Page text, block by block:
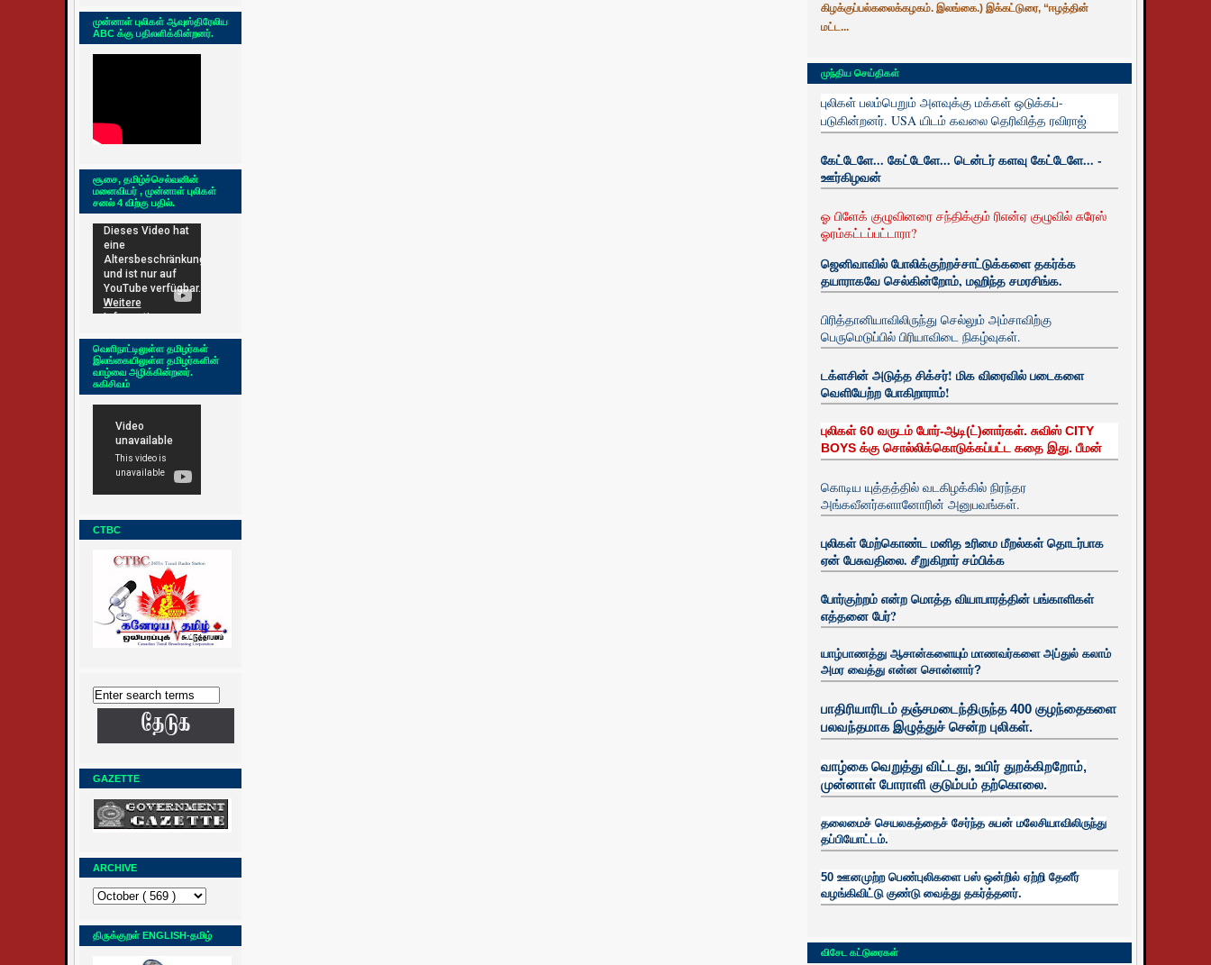
முன்னாள் புலிகள் ஆவுஸ்திரேலிய
ABC க்கு பதிலளிக்கின்றனர்.
சூசை, தமிழ்ச்செல்வனின்
மனைவியர் , முன்னாள் புலிகள்
சனல் 4 விற்கு பதில்.
வெளிநாட்டிலுள்ள தமிழர்கள்
இலங்கையிலுள்ள தமிழர்களின்
வாழ்வை அழிக்கின்றனர்.
சுகிசிவம்
CTBC
GAZETTE
ARCHIVE
திருக்குறள் ENGLISH-தமிழ்
கிழக்குப்பல்கலைக்கழகம். இலங்கை.) இக்கட்டுரை, “ஈழத்தின்
மட்ட...
முந்திய செய்திகள்
புலிகள் பலம்பெறும் அளவுக்கு மக்கள் ஒடுக்கப்-
படுகின்றனர். USA யிடம் கவலை தெரிவித்த ரவிராஜ்
கேட்டேளே... கேட்டேளே... டென்டர் களவு கேட்டேளே... -
ஊர்கிழவன்
ஓ பிளேக் குழுவினரை சந்திக்கும் ரிஎன்ஏ குழுவில் சுரேஸ்
ஓரம்கட்டப்பட்டாரா?
ஜெனிவாவில் போலிக்குற்றச்சாட்டுக்களை தகர்க்க
தயாராகவே செல்கின்றோம், மஹிந்த சமரசிங்க.
பிரித்தானியாவிலிருந்து செல்லும் அம்சாவிற்கு
பெருமெடுப்பில் பிரியாவிடை நிகழ்வுகள்.
டக்ளசின் அடுத்த சிக்சர்! மிக விரைவில் படைகளை
வெளியேற்ற போகிறாராம்!
புலிகள் 60 வருடம் போர்-ஆடி(ட்)னார்கள். சுவிஸ் CITY
BOYS க்கு சொல்லிக்கொடுக்கப்பட்ட கதை இது. பீமன்
கொடிய யுத்தத்தில் வடகிழக்கில் நிரந்தர
அங்கவீனர்களானோரின் அனுபவங்கள்.
புலிகள் மேற்கொண்ட மனித உரிமை மீறல்கள் தொடர்பாக
ஏன் பேசுவதிலை. சீறுகிறார் சம்பிக்க
போர்குற்றம் என்ற மொத்த வியாபாரத்தின் பங்காளிகள்
எத்தனை பேர்?
யாழ்பாணத்து ஆசான்களையும் மாணவர்களை அப்துல் கலாம்
அமர வைத்து என்ன சொன்னார்?
பாதிரியாரிடம் தஞ்சமடைந்திருந்த 400 குழந்தைகளை
பலவந்தமாக இழுத்துச் சென்ற புலிகள்.
வாழ்கை வெறுத்து விட்டது, உயிர் துறக்கிறறோம்,
முன்னாள் போராளி குடும்பம் தற்கொலை.
தலைமைச் செயலகத்தைச் சேர்ந்த சுபன் மலேசியாவிலிருந்து
தப்பியோட்டம்.
50 ஊனமுற்ற பெண்புலிகளை பஸ் ஒன்றில் ஏற்றி தேனீர்
வழங்கிவிட்டு குண்டு வைத்து தகர்த்தனர்.
விசேட கட்டுரைகள்